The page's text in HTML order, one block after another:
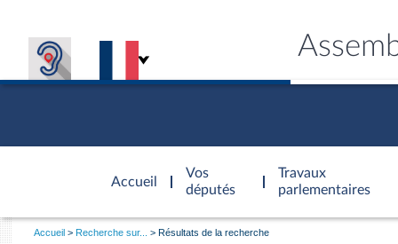
Accueil
d'accueil
Vos
députés
Travaux
parlementaires
Vous
Accueil Recherche sur... Résultats de la recherche